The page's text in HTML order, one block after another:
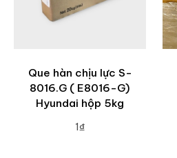
Que hàn chịu lực S-
8016.G ( E8016-G)
Hyundai hộp 5kg
1₫